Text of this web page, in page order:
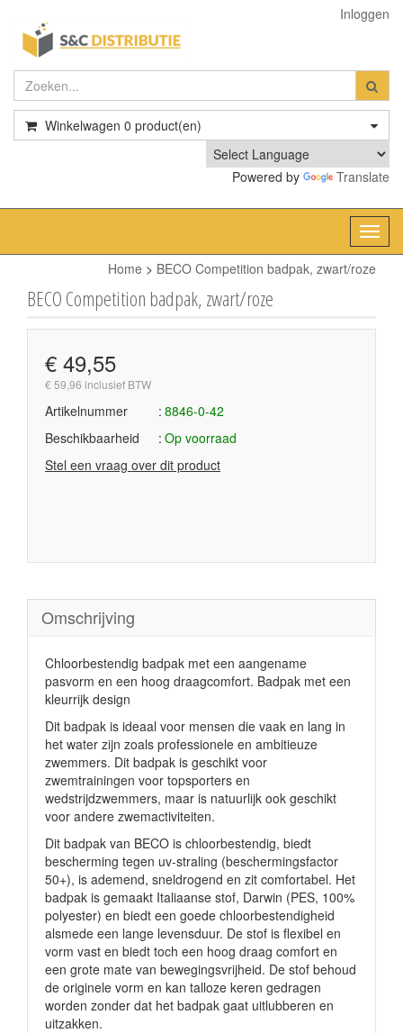
Inloggen
Winkelwagen 0 product(en)
Powered by Translate
Home > BECO Competition badpak, zwart/roze
BECO Competition badpak, zwart/roze
€ 49,55
€ 59,96 inclusief BTW
Artikelnummer
8846-0-42
Beschikbaarheid
Op voorraad
Stel een vraag over dit product
Omschrijving
Chloorbestendig badpak met een aangename
pasvorm en een hoog draagcomfort. Badpak met een
kleurrijk design
Dit badpak is ideaal voor mensen die vaak en lang in
het water zijn zoals professionele en ambitieuze
zwemmers. Dit badpak is geschikt voor
zwemtrainingen voor topsporters en
wedstrijdzwemmers, maar is natuurlijk ook geschikt
voor andere zwemactiviteiten.
Dit badpak van BECO is chloorbestendig, biedt
bescherming tegen uv-straling (beschermingsfactor
50+), is ademend, sneldrogend en zit comfortabel. Het
badpak is gemaakt Italiaanse stof, Darwin (PES, 100%
polyester) en biedt een goede chloorbestendigheid
alsmede een lange levensduur. De stof is flexibel en
vorm vast en biedt toch een hoog draag comfort en
een grote mate van bewegingsvrijheid. De stof behoud
de originele vorm en kan talloze keren gedragen
worden zonder dat het badpak gaat uitlubberen en
uitzakken.